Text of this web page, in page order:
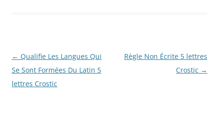
Navigation
des
articles
← Qualifie Les Langues Qui
Se Sont Formées Du Latin 5
lettres Crostic
Règle Non Écrite 5 lettres
Crostic →